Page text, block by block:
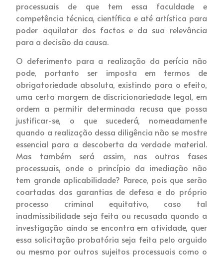
processuais de que tem essa faculdade e
competência técnica, científica e até artística para
poder aquilatar dos factos e da sua relevância
para a decisão da causa.
O deferimento para a realização da perícia não
pode, portanto ser imposta em termos de
obrigatoriedade absoluta, existindo para o efeito,
uma certa margem de discricionariedade legal, em
ordem a permitir determinada recusa que possa
justificar-se, o que sucederá, nomeadamente
quando a realização dessa diligência não se mostre
essencial para a descoberta da verdade material.
Mas também será assim, nas outras fases
processuais, onde o princípio da imediação não
tem grande aplicabilidade? Parece, pois que serão
coartadas das garantias de defesa e do próprio
processo criminal equitativo, caso tal
inadmissibilidade seja feita ou recusada quando a
investigação ainda se encontra em atividade, quer
essa solicitação probatória seja feita pelo arguido
ou mesmo por outros sujeitos processuais como o